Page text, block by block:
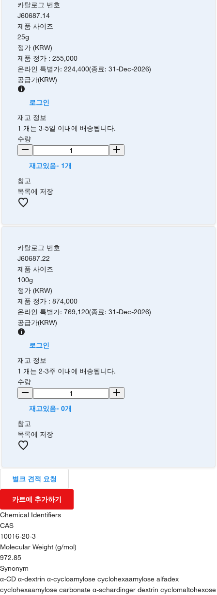
카탈로그 번호
J60687.14
제품 사이즈
25g
정가 (KRW)
제품 정가 :255,000
온라인 특별가:224,400(종료:31-Dec-2026)
공급가(KRW)
로그인
재고 정보
1 개는 3-5일 이내에 배송됩니다.
수량
재고있음- 1개
참고
목록에 저장
카탈로그 번호
J60687.22
제품 사이즈
100g
정가 (KRW)
제품 정가 :874,000
온라인 특별가:769,120(종료:31-Dec-2026)
공급가(KRW)
로그인
재고 정보
1 개는 2-3주 이내에 배송됩니다.
수량
재고있음- 0개
참고
목록에 저장
벌크 견적 요청
카트에 추가하기
Chemical Identifiers
CAS
10016-20-3
Molecular Weight (g/mol)
972.85
Synonym
α-CD α-dextrin α-cycloamylose cyclohexaamylose alfadex
cyclohexaamylose carbonate α-schardinger dextrin cyclomaltohexose